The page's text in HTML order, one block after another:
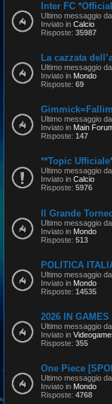
Inter FC
Ultimo messaggio da
Inviato in Calcio
Risposte: 35987
La cazzata
Ultimo messaggio da
Inviato in Mondo
Risposte: 69
Ultimo messaggio da
Inviato in Main
Risposte: 147
**Topic
Ultimo messaggio da
Inviato in Calcio
Risposte: 5976
Il Grande
Ultimo messaggio da
Inviato in Mondo
Risposte: 513
POLITICA
Ultimo messaggio da
Inviato in Mondo
Risposte: 14535
2026 IN
Ultimo messaggio da
Inviato in
Risposte: 355
One Piece
Ultimo messaggio da
Inviato in Mondo
Risposte: 4768